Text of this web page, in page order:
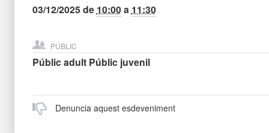
03/12/2025 de 10:00a 11:30
PÚBLIC
Públic adult Públic juvenil
Denuncia aquest esdeveniment